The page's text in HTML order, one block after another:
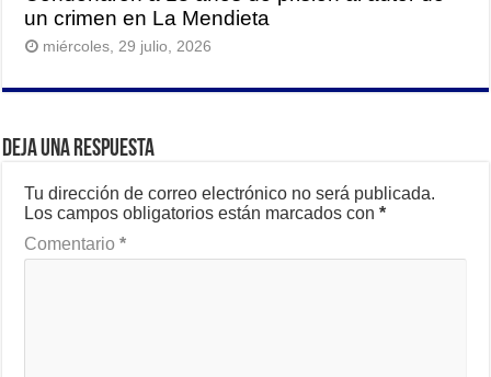
un crimen en La Mendieta
miércoles, 29 julio, 2026
Deja una respuesta
Tu dirección de correo electrónico no será publicada.
Los campos obligatorios están marcados con*
Comentario*